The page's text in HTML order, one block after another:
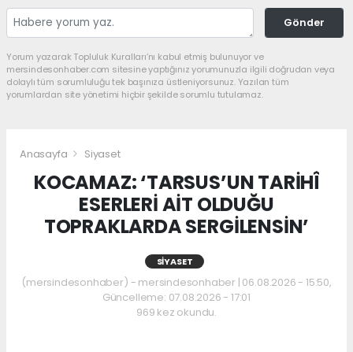
Gönder
Yorum yazarak Topluluk Kuralları’nı kabul etmiş bulunuyor ve
mersindesonhaber.com sitesine yaptığınız yorumunuzla ilgili doğrudan veya
dolaylı tüm sorumluluğu tek başınıza üstleniyorsunuz. Yazılan tüm
yorumlardan site yönetimi hiçbir şekilde sorumlu tutulamaz.
Anasayfa Siyaset
KOCAMAZ: ‘TARSUS’UN TARİHÎ
ESERLERİ AİT OLDUĞU
TOPRAKLARDA SERGİLENSİN’
SIYASET
(mersindesonhaber) - mersindesonhaber | 06.08.2026 - 15:50,
Güncelleme: 07.08.2026 - 17:01
969 kez okundu.